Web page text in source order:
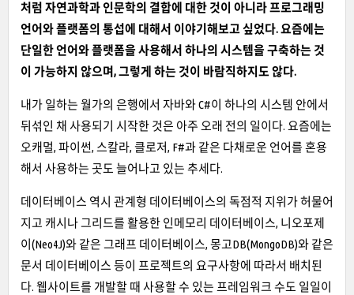
처럼 자연과학과 인문학의 결합에 대한 것이 아니라 프로그래밍
언어와 플랫폼의 통섭에 대해서 이야기해보고 싶었다. 요즘에는
단일한 언어와 플랫폼을 사용해서 하나의 시스템을 구축하는 것
이 가능하지 않으며, 그렇게 하는 것이 바람직하지도 않다.
내가 일하는 월가의 은행에서 자바와 C#이 하나의 시스템 안에서
뒤섞인 채 사용되기 시작한 것은 아주 오래 전의 일이다. 요즘에는
오캐멀, 파이썬, 스칼라, 클로저, F#과 같은 다채로운 언어를 혼용
해서 사용하는 곳도 늘어나고 있는 추세다.
데이터베이스 역시 관계형 데이터베이스의 독점적 지위가 허물어
지고 캐시나 그리드를 활용한 인메모리 데이터베이스, 니오포제
이(Neo4J)와 같은 그래프 데이터베이스, 몽고DB(MongoDB)와 같은
문서 데이터베이스 등이 프로젝트의 요구사항에 따라서 배치된
다. 웹사이트를 개발할 때 사용할 수 있는 프레임워크 수도 일일이